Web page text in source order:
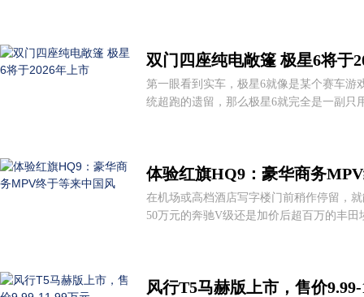
双门四座纯电敞篷 极星6将于
第一眼看到实车，极星6就像是某个赛车游
统超跑的遗留，那么极星6就完全是一副只
体验红旗HQ9：豪华商务
在机场或高档酒店写字楼门前稍作停留，
50万元的奔驰V级还是加价后超百万的丰
风行T5马赫版上市，售价